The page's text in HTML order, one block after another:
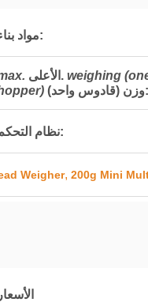
مواد بناء:
الأعلى. weighing
وزن (قادوس واحد):
نظام التحكم:
Weigher, 200g Mini
الأسعار